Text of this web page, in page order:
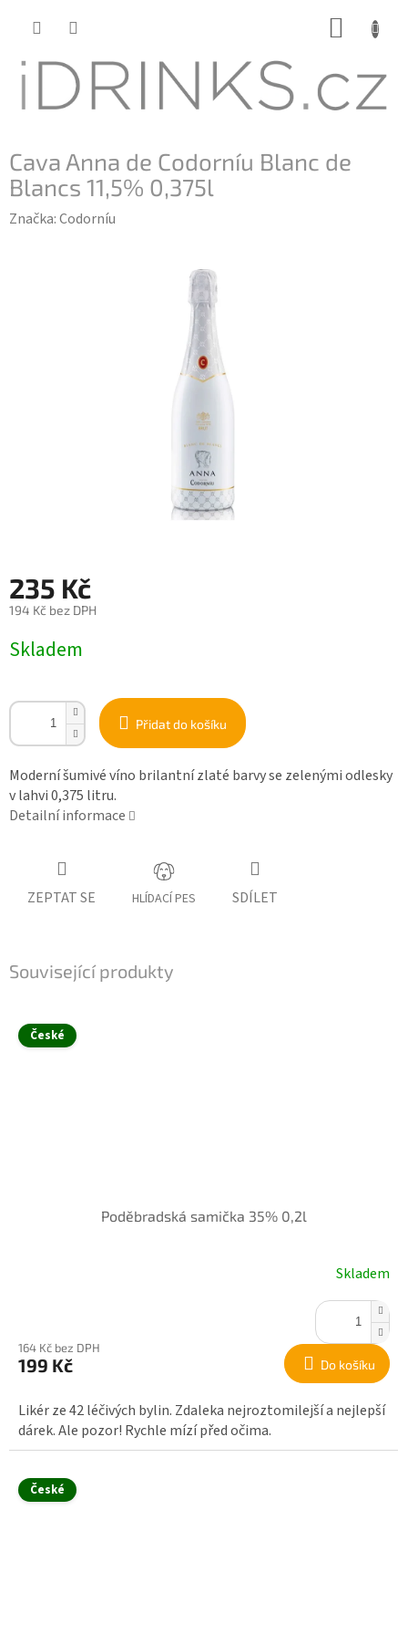
Cava Anna de Codorníu Blanc de
Blancs 11,5% 0,375l
Značka:Codorníu
235 Kč
194 Kč bez DPH
cena:
Skladem
Přidat do košíku
Moderní šumivé víno brilantní zlaté barvy se zelenými odlesky
v lahvi 0,375 litru.
Detailní informace
ZEPTAT SE HLÍDACÍ PES SDÍLET
Související produkty
České
Poděbradská samička 35% 0,2l
Skladem
164 Kč bez DPH
199 Kč Do košíku
Likér ze 42 léčivých bylin. Zdaleka nejroztomilejší a nejlepší
dárek. Ale pozor! Rychle mízí před očima.
České